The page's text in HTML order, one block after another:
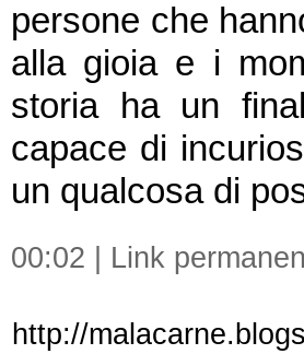
persone che
alla gioia e i
storia ha un
capace di
un qualcosa di
00:02 | Link
http://